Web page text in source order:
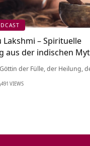
Lakshmi – Spirituelle
aus der indischen
der Fülle, der Heilung,
491 VIEWS